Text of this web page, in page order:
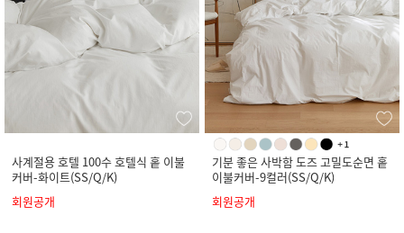
사계절용 호텔 100수 호텔식 홑 이불
커버-화이트(SS/Q/K)
회원공개
기분 좋은 사박함 도즈 고밀도순면 홑
이불커버-9컬러(SS/Q/K)
회원공개